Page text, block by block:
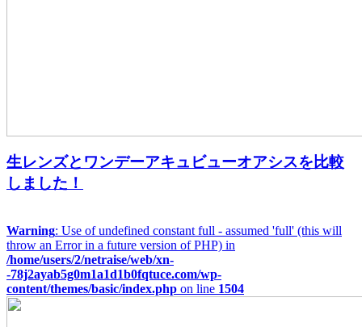
生レンズとワンデーアキュビューオアシスを比較
しました！
Warning: Use of undefined constant full - assumed 'full' (this will
throw an Error in a future version of PHP) in
/home/users/2/netraise/web/xn-
-78j2ayab5g0m1a1d1b0fqtuce.com/wp-
content/themes/basic/index.php on line 1504